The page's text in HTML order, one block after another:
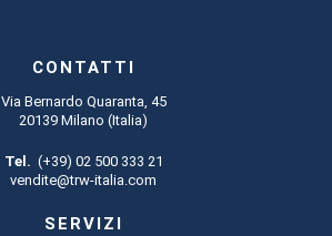
CONTATTI
Via Bernardo Quaranta, 45
20139 Milano (Italia)
Tel. (+39) 02 500 333 21
vendite@trw-italia.com
SERVIZI